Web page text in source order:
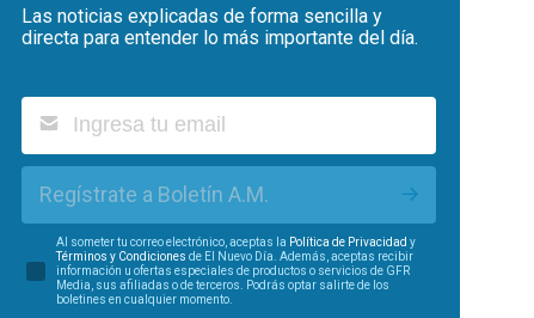
Las noticias explicadas de forma sencilla y
directa para entender lo más importante del día.
Regístrate a Boletín A.M.
Al someter tu correo electrónico, aceptas la Política de Privacidad y
Términos y Condiciones de El Nuevo Día. Además, aceptas recibir
información u ofertas especiales de productos o servicios de GFR
Media, sus afiliadas o de terceros. Podrás optar salirte de los
boletines en cualquier momento.